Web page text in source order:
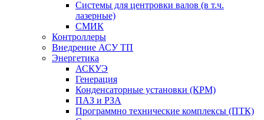
Системы для центровки валов (в т.ч.
лазерные)
СМИК
Контроллеры
Внедрение АСУ ТП
Энергетика
АСКУЭ
Генерация
Конденсаторные установки (КРМ)
ПАЗ и РЗА
Программно технические комплексы (ПТК)